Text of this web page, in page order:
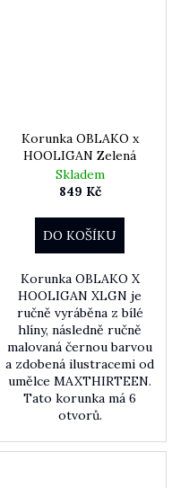
Korunka OBLAKO x
HOOLIGAN Zelená
Skladem
849 Kč
DO KOŠÍKU
Korunka OBLAKO X
HOOLIGAN XLGN je
ručně vyráběna z bílé
hlíny, následně ručně
malovaná černou barvou
a zdobená ilustracemi od
umělce MAXTHIRTEEN.
Tato korunka má 6
otvorů.